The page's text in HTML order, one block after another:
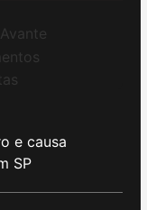
e causa
SP